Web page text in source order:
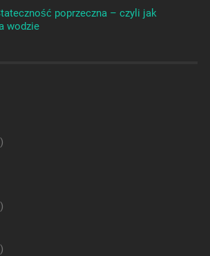
poprzeczna – czyli jak
wodzie